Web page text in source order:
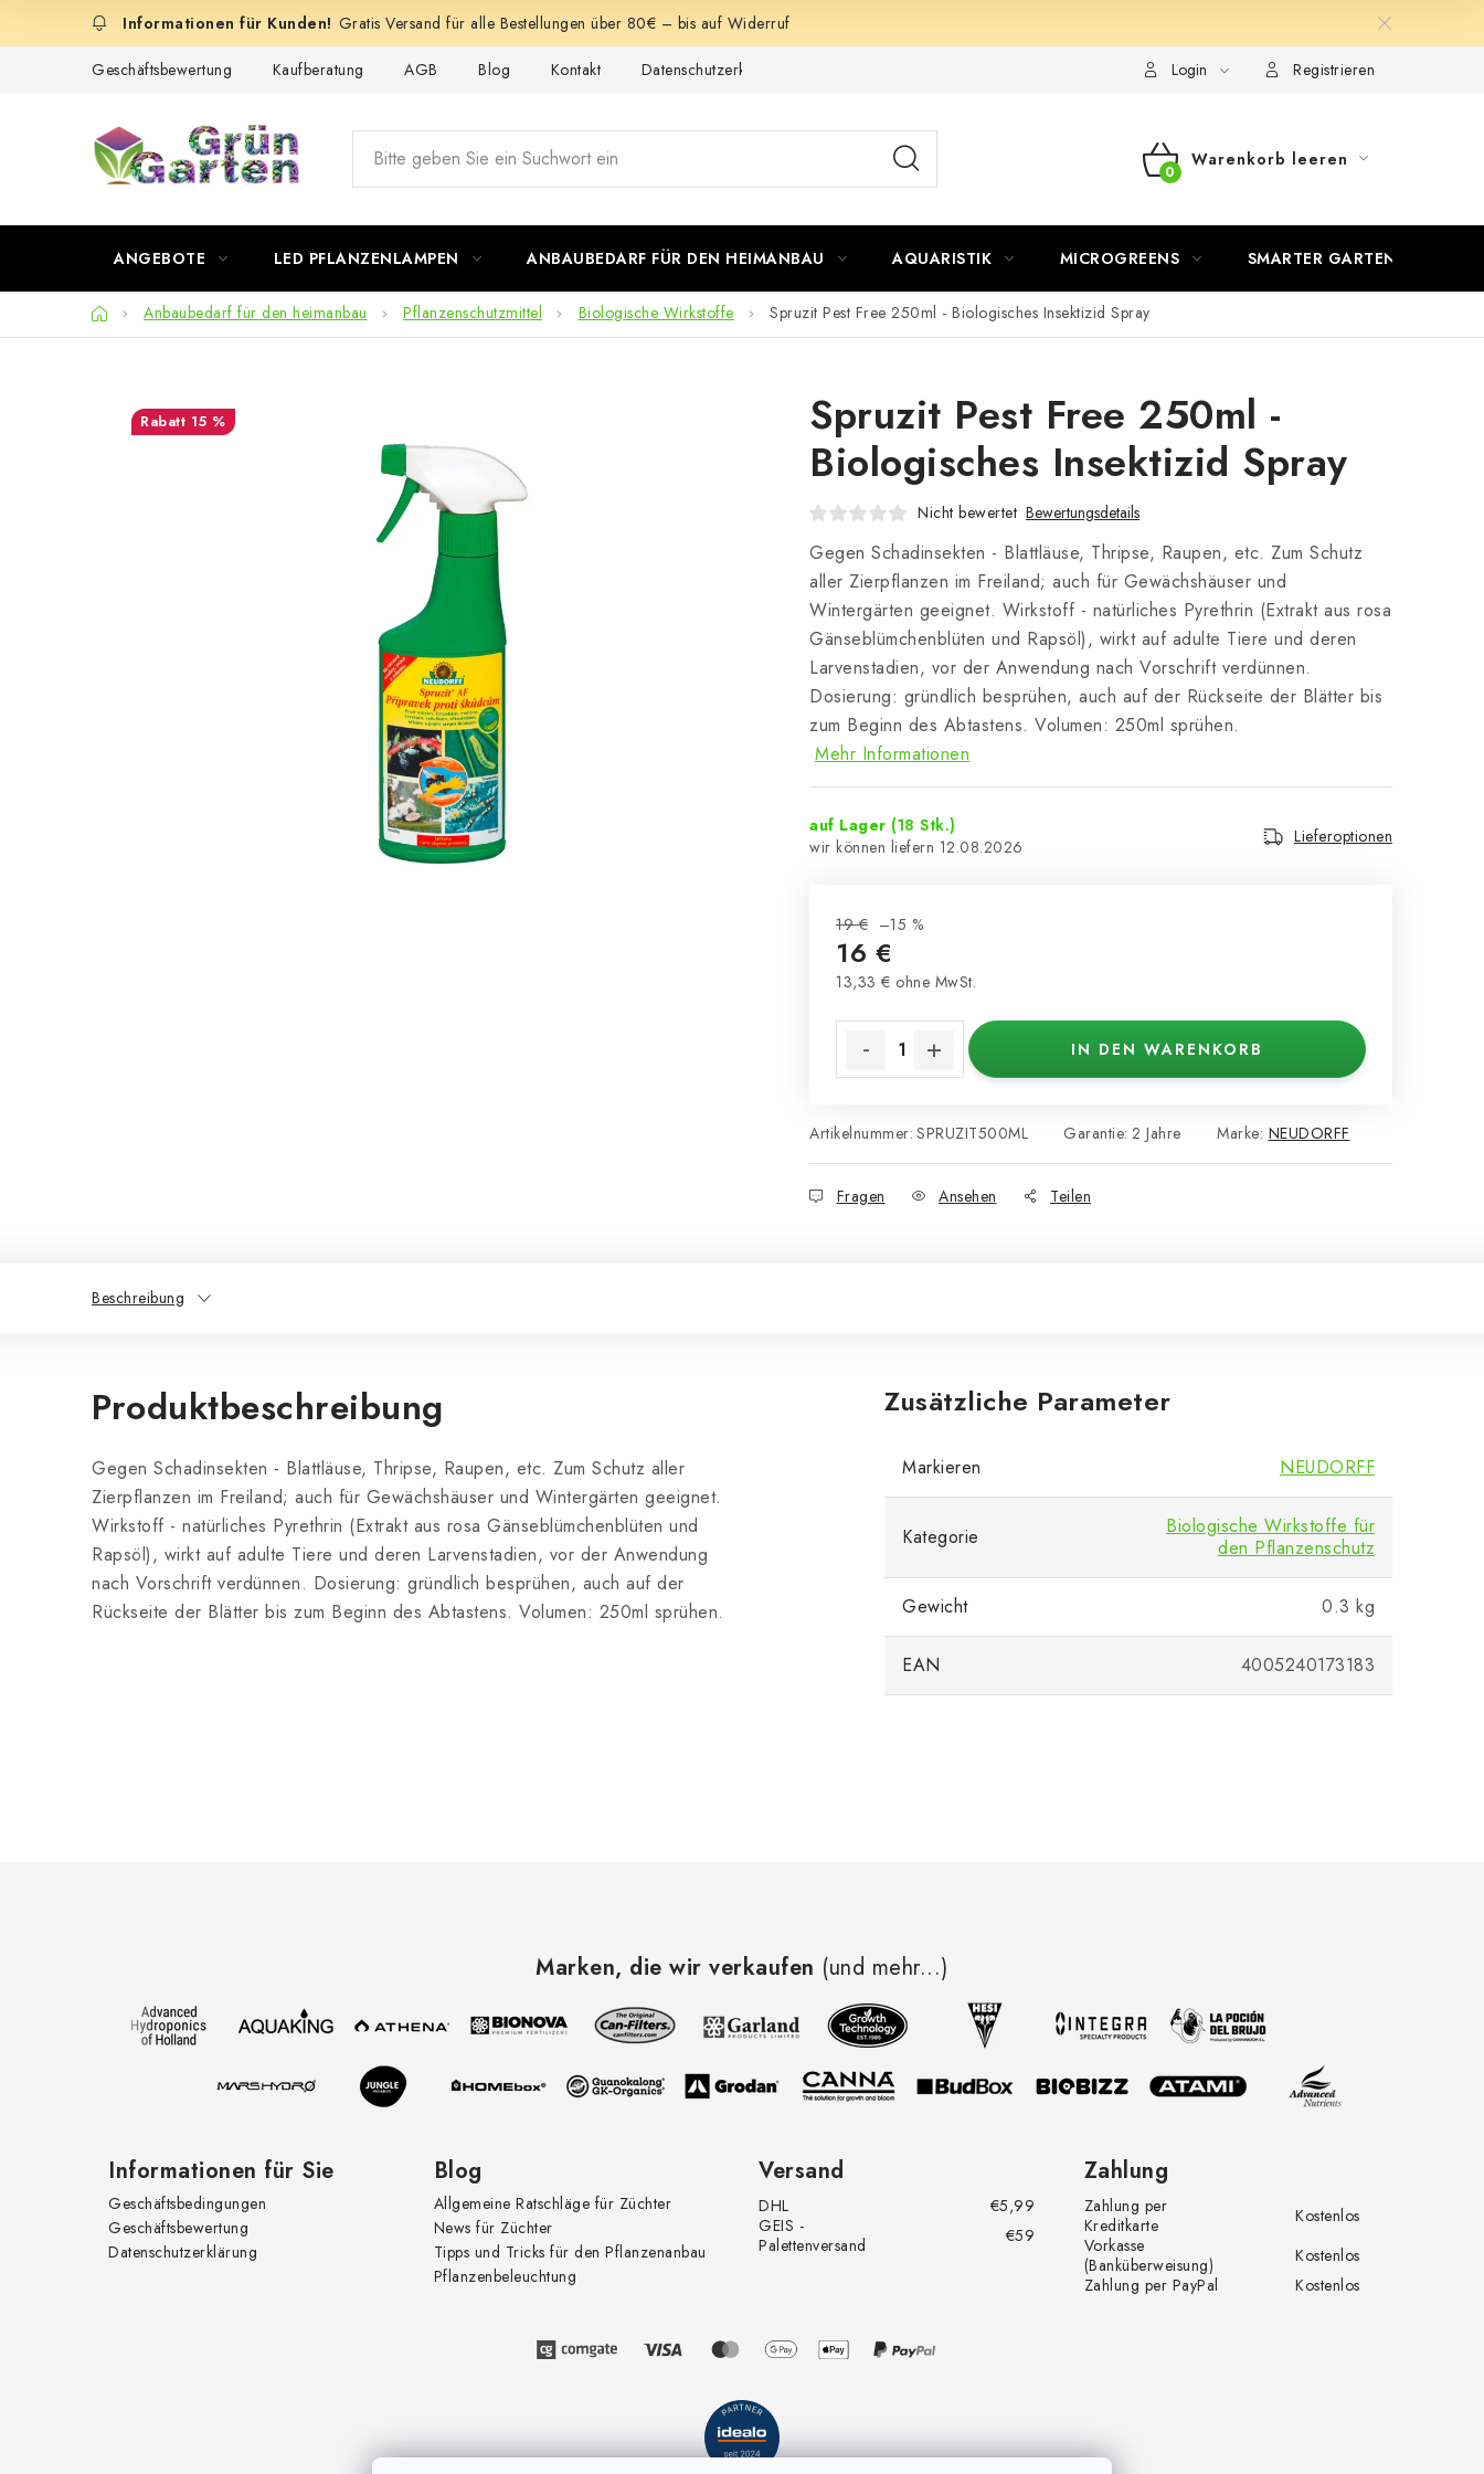
Gratis Versand für alle Bestellungen über 80€ – bis auf Widerruf
Geschäftsbewertung Kaufberatung AGB Blog Kontakt Datenschutzerklärung Login Registrieren
WARENKORB
Warenkorb leeren
ANGEBOTE LED PFLANZENLAMPEN ANBAUBEDARF FÜR DEN HEIMANBAU AQUARISTIK MICROGREENS SMARTER GARTEN
StartseiteAnbaubedarf für den heimanbau Pflanzenschutzmittel Biologische Wirkstoffe Spruzit Pest Free 250ml - Biologisches Insektizid Spray
Spruzit Pest Free 250ml -
Biologisches Insektizid Spray
Nicht bewertet Bewertungsdetails
Gegen Schadinsekten - Blattläuse, Thripse, Raupen, etc. Zum Schutz
aller Zierpflanzen im Freiland; auch für Gewächshäuser und
Wintergärten geeignet. Wirkstoff - natürliches Pyrethrin (Extrakt aus rosa
Gänseblümchenblüten und Rapsöl), wirkt auf adulte Tiere und deren
Larvenstadien, vor der Anwendung nach Vorschrift verdünnen.
Dosierung: gründlich besprühen, auch auf der Rückseite der Blätter bis
zum Beginn des Abtastens. Volumen: 250ml sprühen.
Mehr Informationen
auf Lager (18 Stk.)
12.08.2026
Lieferoptionen
19 € –15 %
16 €
13,33 € ohne MwSt.
IN DEN WARENKORB
Artikelnummer: SPRUZIT500ML Marke: NEUDORFF
Garantie: 2 Jahre
Fragen Ansehen Teilen
15 %
Beschreibung
Produktbeschreibung
Gegen Schadinsekten - Blattläuse, Thripse, Raupen, etc. Zum Schutz aller
Zierpflanzen im Freiland; auch für Gewächshäuser und Wintergärten geeignet.
Wirkstoff - natürliches Pyrethrin (Extrakt aus rosa Gänseblümchenblüten und
Rapsöl), wirkt auf adulte Tiere und deren Larvenstadien, vor der Anwendung
nach Vorschrift verdünnen. Dosierung: gründlich besprühen, auch auf der
Rückseite der Blätter bis zum Beginn des Abtastens. Volumen: 250ml sprühen.
Zusätzliche Parameter
Markieren NEUDORFF
Kategorie
Biologische Wirkstoffe für
den Pflanzenschutz
Gewicht 0.3 kg
EAN 4005240173183
Marken, die wir verkaufen (und mehr...)
Informationen für Sie
Geschäftsbedingungen
Geschäftsbewertung
Datenschutzerklärung
Blog
Allgemeine Ratschläge für Züchter
News für Züchter
Tipps und Tricks für den Pflanzenanbau
Pflanzenbeleuchtung
Versand
DHL
€5,99
GEIS -
Palettenversand
€59
Zahlung
Zahlung per
Kreditkarte
Kostenlos
Vorkasse
(Banküberweisung)
Kostenlos
Zahlung per PayPal
Kostenlos